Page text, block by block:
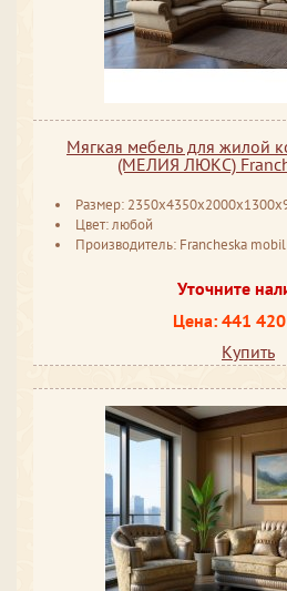
Мягкая мебель для жилой
(МЕЛИЯ ЛЮКС)
Размер:
Цвет: любой
Производитель: Francheska
Уточните
Цена: 441
Купить